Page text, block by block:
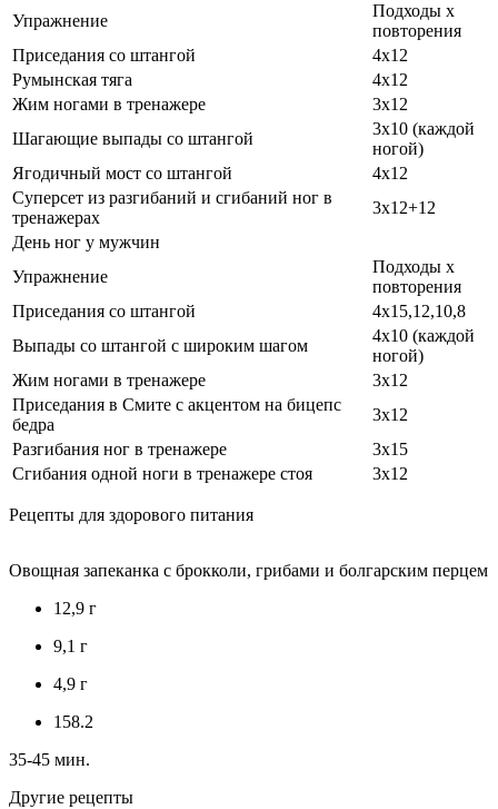
Упражнение
Подходы х
повторения
Приседания со штангой
4х12
Румынская тяга
4х12
Жим ногами в тренажере
3х12
Шагающие выпады со штангой
3х10 (каждой
ногой)
Ягодичный мост со штангой
4х12
Суперсет из разгибаний и сгибаний ног в
тренажерах
3х12+12
День ног у мужчин
Упражнение
Подходы х
повторения
Приседания со штангой
4х15,12,10,8
Выпады со штангой с широким шагом
4х10 (каждой
ногой)
Жим ногами в тренажере
3х12
Приседания в Смите с акцентом на бицепс
бедра
3х12
Разгибания ног в тренажере
3х15
Сгибания одной ноги в тренажере стоя
3х12
Рецепты для здорового питания
Овощная запеканка с брокколи, грибами и болгарским перцем
12,9 г
9,1 г
4,9 г
158.2
35-45 мин.
Другие рецепты